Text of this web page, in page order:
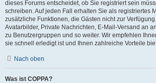
dieses Forums entscheidet, ob Sie registriert sein
schreiben. Auf jeden Fall erhalten Sie als registriertes
zusätzliche Funktionen, die Gästen nicht zur
Avatarbilder, Private Nachrichten, E-Mail-Versand an
zu Benutzergruppen und so weiter. Wir empfehlen
sie schnell erledigt ist und Ihnen zahlreiche Vorteile
Nach oben
Was ist COPPA?